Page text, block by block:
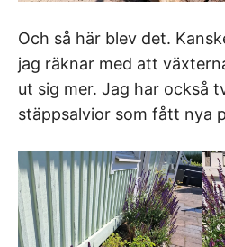
Och så här blev det.
jag räknar med att
ut sig mer. Jag har också
stäppsalvior som fått nya